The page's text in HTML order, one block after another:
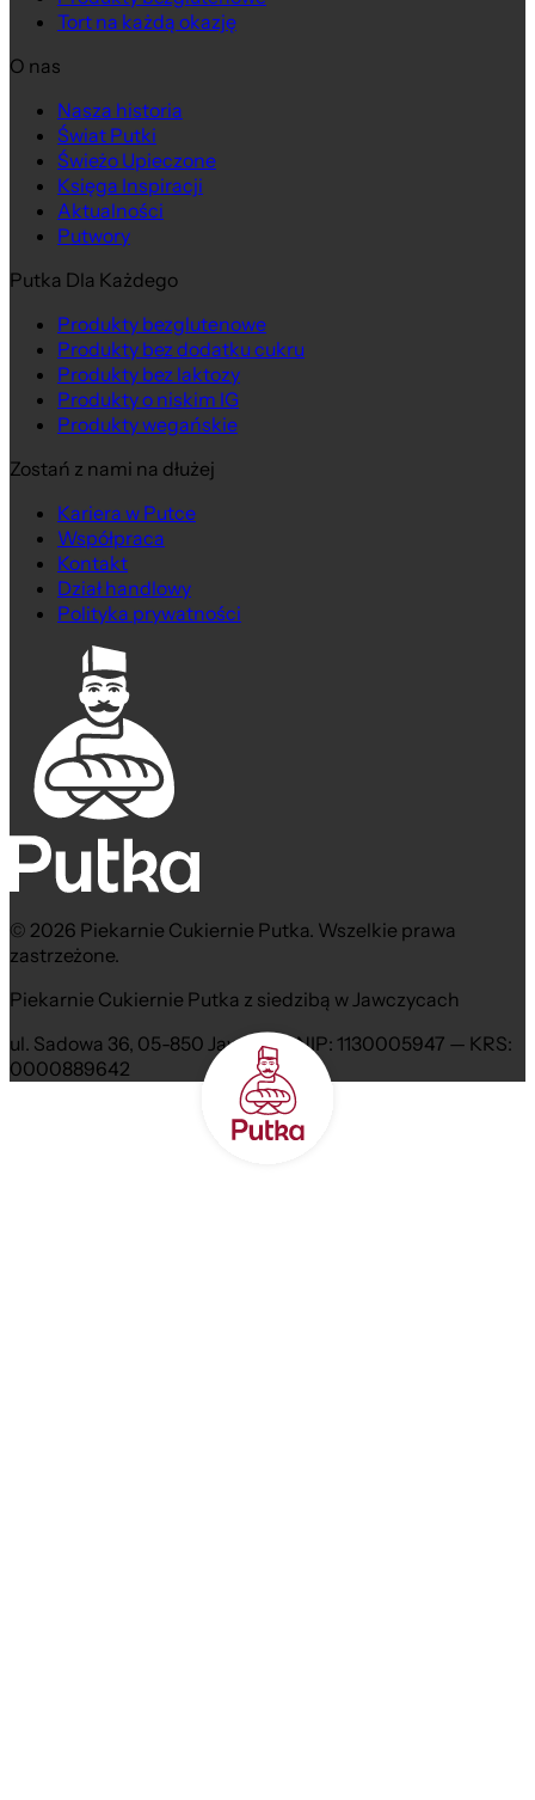
Tort na każdą okazję
O nas
Nasza historia
Świat Putki
Świeżo Upieczone
Księga Inspiracji
Aktualności
Putwory
Putka Dla Każdego
Produkty bezglutenowe
Produkty bez dodatku cukru
Produkty bez laktozy
Produkty o niskim IG
Produkty wegańskie
Zostań z nami na dłużej
Kariera w Putce
Współpraca
Kontakt
Dział handlowy
Polityka prywatności
© 2026 Piekarnie Cukiernie Putka. Wszelkie prawa
zastrzeżone.
Piekarnie Cukiernie Putka z siedzibą w Jawczycach
ul. Sadowa 36, 05-850 Jawczyce NIP: 1130005947 — KRS:
0000889642